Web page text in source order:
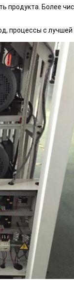
Более
процессы с лучшей